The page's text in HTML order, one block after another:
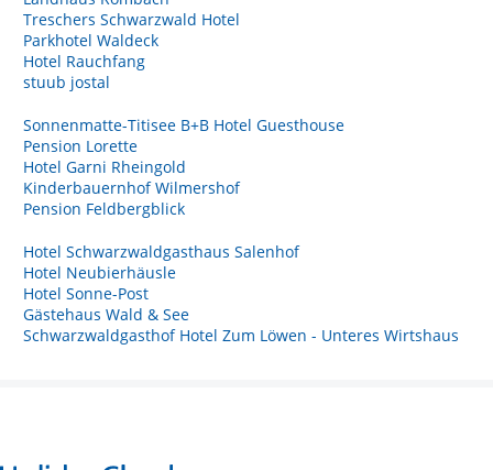
Treschers Schwarzwald Hotel
Parkhotel Waldeck
Hotel Rauchfang
stuub jostal
Sonnenmatte-Titisee B+B Hotel Guesthouse
Pension Lorette
Hotel Garni Rheingold
Kinderbauernhof Wilmershof
Pension Feldbergblick
Hotel Schwarzwaldgasthaus Salenhof
Hotel Neubierhäusle
Hotel Sonne-Post
Gästehaus Wald & See
Schwarzwaldgasthof Hotel Zum Löwen - Unteres Wirtshaus